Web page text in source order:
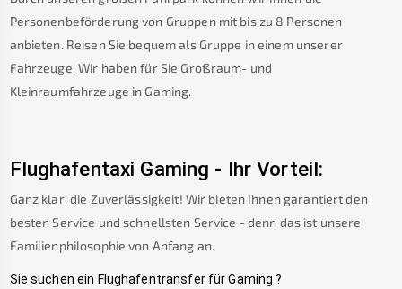
Personenbeförderung von Gruppen mit bis zu 8 Personen
anbieten. Reisen Sie bequem als Gruppe in einem unserer
Fahrzeuge. Wir haben für Sie Großraum- und
Kleinraumfahrzeuge in Gaming.
Flughafentaxi Gaming - Ihr Vorteil:
Ganz klar: die Zuverlässigkeit! Wir bieten Ihnen garantiert den
besten Service und schnellsten Service - denn das ist unsere
Familienphilosophie von Anfang an.
Sie suchen ein Flughafentransfer für Gaming ?